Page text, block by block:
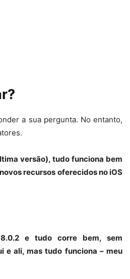
a sua pergunta. No entanto,
versão), tudo funciona bem
recursos oferecidos no iOS
e tudo corre bem, sem
e ali, mas tudo funciona – meu